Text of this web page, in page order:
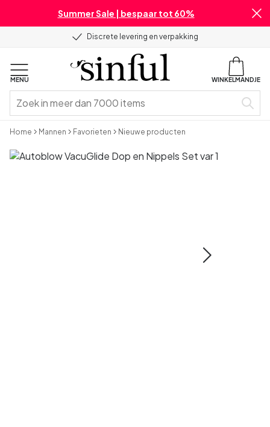
Summer Sale | bespaar tot 60%
Discrete levering en verpakking
MENU WINKELMANDJE
Home Mannen Favorieten Nieuwe producten